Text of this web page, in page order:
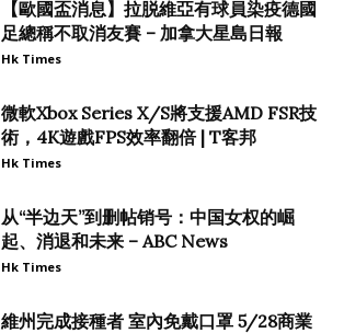
【歐國盃消息】拉脱維亞有球員染疫德國
足總稱不取消友賽 – 加拿大星島日報
Hk Times
微軟Xbox Series X/S將支援AMD FSR技
術，4K遊戲FPS效率翻倍 | T客邦
Hk Times
从“半边天”到删帖销号：中国女权的崛
起、消退和未来 – ABC News
Hk Times
維州完成接種者 室內免戴口罩 5/28商業